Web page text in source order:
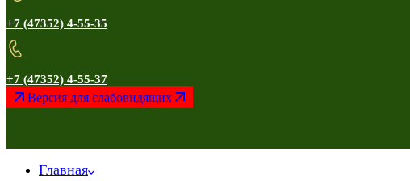
+7 (47352) 4-55-35
+7 (47352) 4-55-37
Версия для слабовидящих
Главная